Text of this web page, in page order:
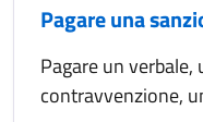
Pagare una
Pagare un verbale,
contravvenzione,